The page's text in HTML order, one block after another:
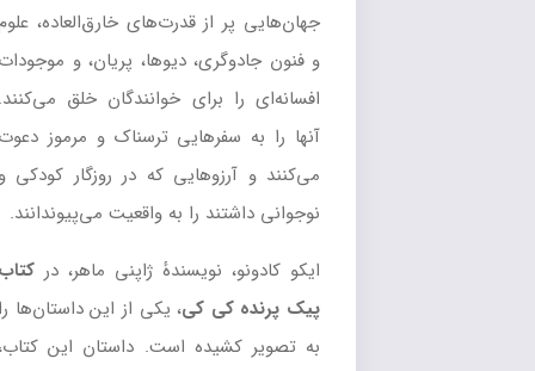
جهان‌هایی پر از قدرت‌های خارق‌العاده، علوم
و فنون جادوگری، دیوها، پریان، و موجودات
افسانه‌ای را برای خوانندگان خلق می‌کنند.
آنها را به سفرهایی ترسناک و مرموز دعوت
می‌کنند و آرزوهایی که در روزگار کودکی و
نوجوانی داشتند را به واقعیت می‌پیوندانند.
ایکو کادونو، نویسندهٔ ژاپنی ماهر، درکتاب
پیک پرنده کی کی ، یکی از این داستان‌ها را
به تصویر کشیده است. داستان این کتاب،